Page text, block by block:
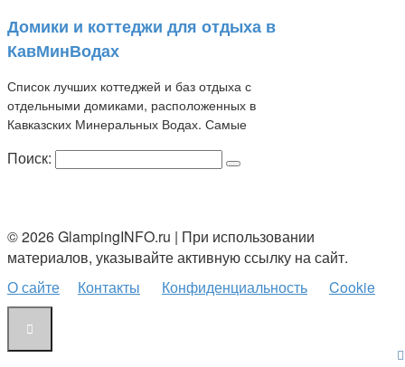
Домики и коттеджи для отдыха в
КавМинВодах
Список лучших коттеджей и баз отдыха с
отдельными домиками, расположенных в
Кавказских Минеральных Водах. Самые
Поиск:
© 2026 GlampingINFO.ru | При использовании
материалов, указывайте активную ссылку на сайт.
О сайте
Контакты Конфиденциальность Cookie